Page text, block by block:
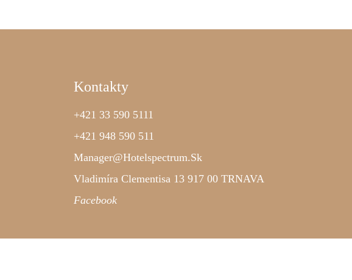
Kontakty
+421 33 590 5111
+421 948 590 511
Manager@hotelspectrum.sk
Vladimíra Clementisa 13 917 00 TRNAVA
Facebook